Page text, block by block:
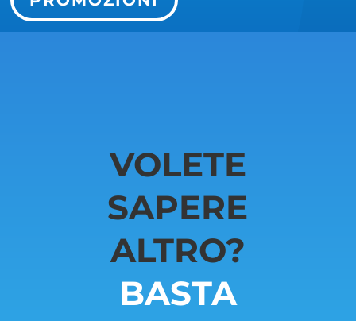
VOLETE
SAPERE
ALTRO?
BASTA